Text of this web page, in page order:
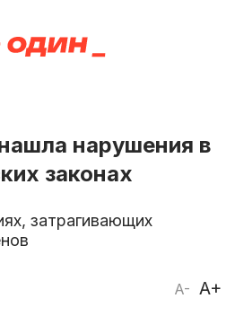
нарушения в
законах
затрагивающих
A- A+